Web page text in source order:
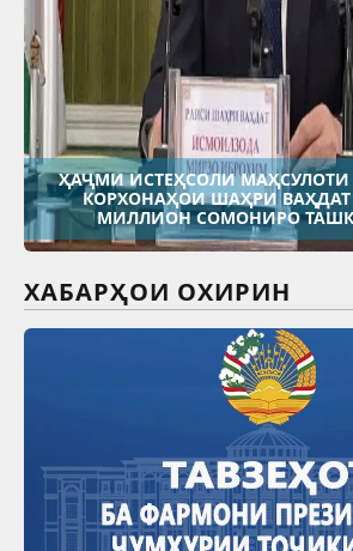
ҲАҶМИ ИСТЕҲСОЛИ МАҲСУЛОТИ
КОРХОНАҲОИ ШАҲРИ ВАҲДАТ
МИЛЛИОН СОМОНИРО
ХАБАРҲОИ ОХИРИН